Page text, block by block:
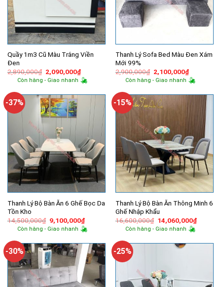
Quầy 1m3 Cũ Màu Trắng Viền
Đen
2,890,000₫ Giá
gốc
là:
2,090,000₫Giá
hiện
tại
2,090,000₫.
Còn hàng - Giao nhanh
Thanh Lý Sofa Bed Màu Đen Xám
Mới 99%
2,900,000₫ Giá
gốc
là:
2,100,000₫Giá
hiện
tại
Còn hàng - Giao nhanh
-37%
Thanh Lý Bộ Bàn Ăn 6 Ghế Bọc Da
Tồn Kho
14,500,000₫ Giá
gốc
là:
9,100,000₫Giá
hiện
tại
9,100,000₫.
Còn hàng - Giao nhanh
-15%
Thanh Lý Bộ Bàn Ăn Thông Minh 6
Ghế Nhập Khẩu
16,600,000₫ Giá
gốc
là:
14,060,000₫Giá
hiện
Còn hàng - Giao nhanh
-30% -25%